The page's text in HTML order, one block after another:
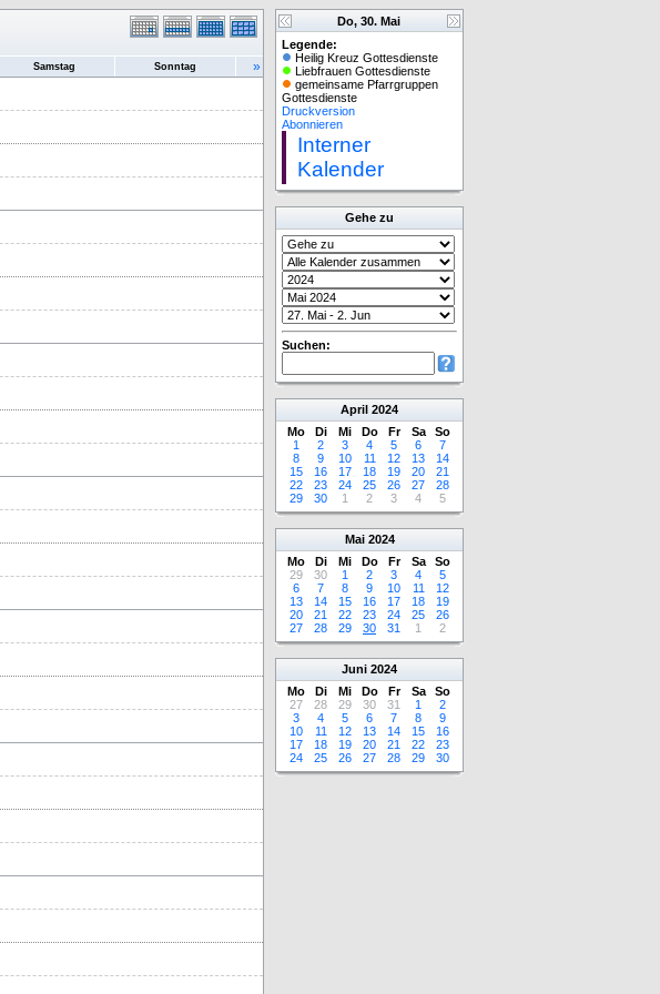
Samstag Sonntag »
Do, 30. Mai
Legende:
Heilig Kreuz Gottesdienste
Liebfrauen Gottesdienste
gemeinsame Pfarrgruppen
Gottesdienste
Druckversion
Abonnieren
Interner
Kalender
Gehe zu
Suchen:
April 2024
Mo
Di Mi Do Fr Sa
So
1
2 3 4 5 6
7
8
9 10 11 12 13
14
15
16 17 18 19 20
21
22
23 24 25 26 27
28
29
30 1 2 3 4 5
Mai 2024
Mo
Di Mi Do Fr Sa
So
29
30 1 2 3 4
5
6
7 8 9 10 11
12
13
14 15 16 17 18
19
20
21 22 23 24 25
26
27
28 29 30 31 1 2
Juni 2024
Mo
Di Mi Do Fr Sa
So
27
28 29 30 31 1
2
3
4 5 6 7 8
9
10
11 12 13 14 15
16
17
18 19 20 21 22
23
24
25 26 27 28 29 30